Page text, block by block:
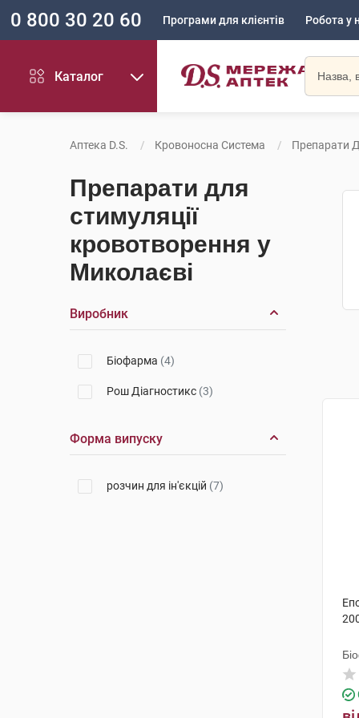
0 800 30 20 60 Програми для клієнтів Робота у
Каталог
Аптека D.S. Кровоносна Система Препарати
Препарати для
стимуляції
кровотворення у
Миколаєві
Виробник
Біофарма (4)
Рош Діагностикс (3)
Форма випуску
розчин для ін'єкцій (7)